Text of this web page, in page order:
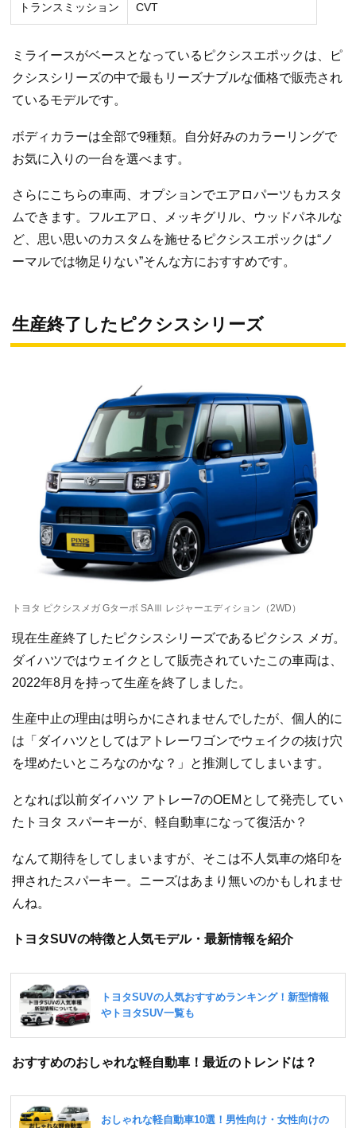
トランスミッション CVT
ミライースがベースとなっているピクシスエポックは、ピ
クシスシリーズの中で最もリーズナブルな価格で販売され
ているモデルです。
ボディカラーは全部で9種類。自分好みのカラーリングで
お気に入りの一台を選べます。
さらにこちらの車両、オプションでエアロパーツもカスタ
ムできます。フルエアロ、メッキグリル、ウッドパネルな
ど、思い思いのカスタムを施せるピクシスエポックは“ノ
ーマルでは物足りない”そんな方におすすめです。
生産終了したピクシスシリーズ
トヨタ ピクシスメガ Gターボ SAⅢ レジャーエディション（2WD）
現在生産終了したピクシスシリーズであるピクシス メガ。
ダイハツではウェイクとして販売されていたこの車両は、
2022年8月を持って生産を終了しました。
生産中止の理由は明らかにされませんでしたが、個人的に
は「ダイハツとしてはアトレーワゴンでウェイクの抜け穴
を埋めたいところなのかな？」と推測してしまいます。
となれば以前ダイハツ アトレー7のOEMとして発売してい
たトヨタ スパーキーが、軽自動車になって復活か？
なんて期待をしてしまいますが、そこは不人気車の烙印を
押されたスパーキー。ニーズはあまり無いのかもしれませ
んね。
トヨタSUVの特徴と人気モデル・最新情報を紹介
おすすめのおしゃれな軽自動車！最近のトレンドは？